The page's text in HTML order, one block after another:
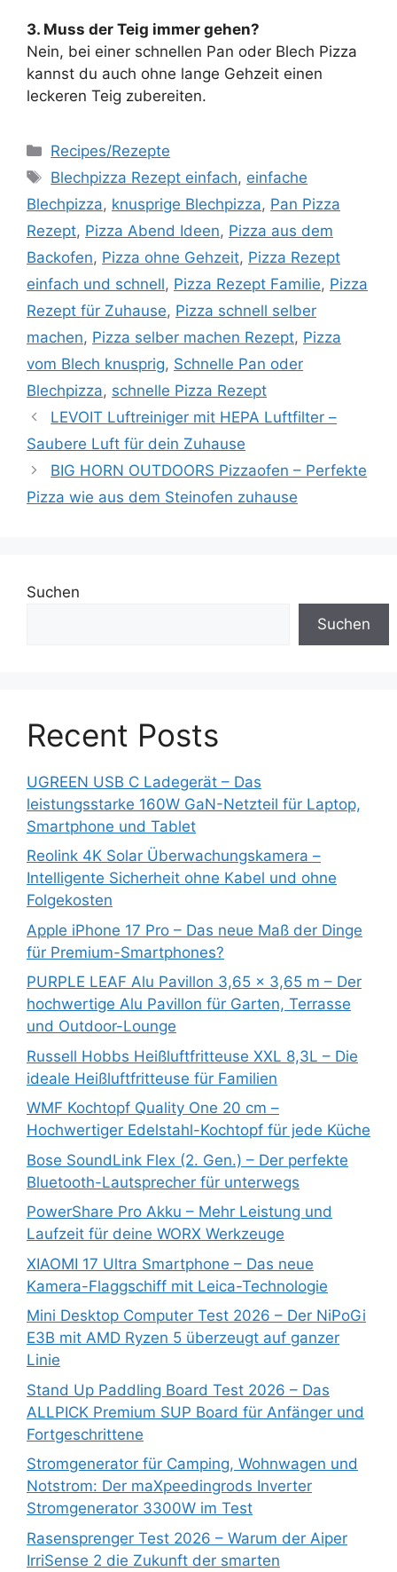
3. Muss der Teig immer gehen?
Nein, bei einer schnellen Pan oder Blech Pizza
kannst du auch ohne lange Gehzeit einen
leckeren Teig zubereiten.
Kategorien
Recipes/Rezepte
Schlagwörter
Blechpizza Rezept einfach, einfache
Blechpizza, knusprige Blechpizza, Pan Pizza
Rezept, Pizza Abend Ideen, Pizza aus dem
Backofen, Pizza ohne Gehzeit, Pizza Rezept
einfach und schnell, Pizza Rezept Familie, Pizza
Rezept für Zuhause, Pizza schnell selber
machen, Pizza selber machen Rezept, Pizza
vom Blech knusprig, Schnelle Pan oder
Blechpizza, schnelle Pizza Rezept
LEVOIT Luftreiniger mit HEPA Luftfilter –
Saubere Luft für dein Zuhause
BIG HORN OUTDOORS Pizzaofen – Perfekte
Pizza wie aus dem Steinofen zuhause
Suchen
Suchen
Recent Posts
UGREEN USB C Ladegerät – Das
leistungsstarke 160W GaN-Netzteil für Laptop,
Smartphone und Tablet
Reolink 4K Solar Überwachungskamera –
Intelligente Sicherheit ohne Kabel und ohne
Folgekosten
Apple iPhone 17 Pro – Das neue Maß der Dinge
für Premium-Smartphones?
PURPLE LEAF Alu Pavillon 3,65 x 3,65 m – Der
hochwertige Alu Pavillon für Garten, Terrasse
und Outdoor-Lounge
Russell Hobbs Heißluftfritteuse XXL 8,3L – Die
ideale Heißluftfritteuse für Familien
WMF Kochtopf Quality One 20 cm –
Hochwertiger Edelstahl-Kochtopf für jede Küche
Bose SoundLink Flex (2. Gen.) – Der perfekte
Bluetooth-Lautsprecher für unterwegs
PowerShare Pro Akku – Mehr Leistung und
Laufzeit für deine WORX Werkzeuge
XIAOMI 17 Ultra Smartphone – Das neue
Kamera-Flaggschiff mit Leica-Technologie
Mini Desktop Computer Test 2026 – Der NiPoGi
E3B mit AMD Ryzen 5 überzeugt auf ganzer
Linie
Stand Up Paddling Board Test 2026 – Das
ALLPICK Premium SUP Board für Anfänger und
Fortgeschrittene
Stromgenerator für Camping, Wohnwagen und
Notstrom: Der maXpeedingrods Inverter
Stromgenerator 3300W im Test
Rasensprenger Test 2026 – Warum der Aiper
IrriSense 2 die Zukunft der smarten